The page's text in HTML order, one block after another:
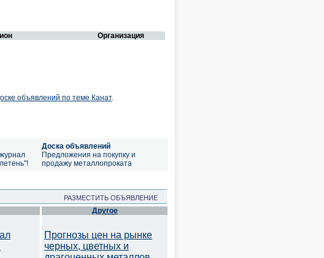
Организация
объявлений по теме Канат.
Доска объявлений
Предложения на покупку и
продажу металлопроката
РАЗМЕСТИТЬ ОБЪЯВЛЕНИЕ
Другое
Прогнозы цен на рынке
черных, цветных и